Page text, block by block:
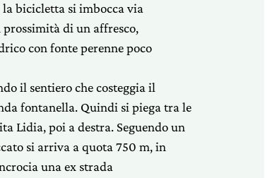
bicicletta si imbocca via
di un affresco,
con fonte perenne poco
il sentiero che costeggia il
fontanella. Quindi si piega tra le
Lidia, poi a destra. Seguendo un
si arriva a quota 750 m, in
una ex strada